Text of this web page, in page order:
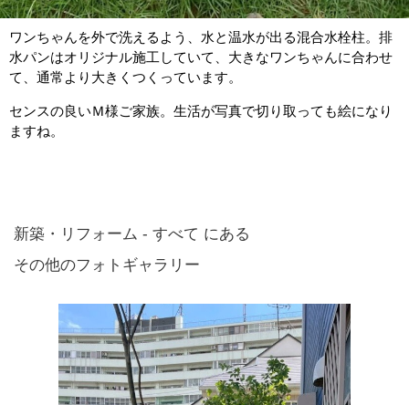
ワンちゃんを外で洗えるよう、水と温水が出る混合水栓柱。排
水パンはオリジナル施工していて、大きなワンちゃんに合わせ
て、通常より大きくつくっています。
センスの良いＭ様ご家族。生活が写真で切り取っても絵になり
ますね。
新築・リフォーム - すべて にある
その他のフォトギャラリー